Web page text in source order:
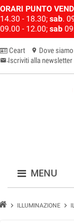
ORARI PUNTO
14.30 - 18.30; sab.
09.00 - 12.00; sab
Ceart location_on Dove siamo
email-newsletter
Iscriviti alla newsletter
MENU
chevron_right ILLUMINAZIONE chevron_right